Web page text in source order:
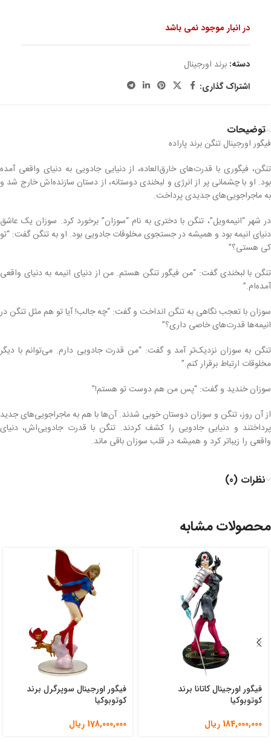
در انبار موجود نمی باشد
دسته: برند اورجینال
اشتراک گذاری:
توضیحات
فیگور اورجینال تنگن برند پاراده
تنگن، فیگوری با قدرت‌های خارق‌العاده، از دنیایی جادویی به دنیای واقعی آمده
بود. او با چشمانی پر از انرژی و لبخندی دوستانه، از دستان سازنده‌اش خارج شد و
به ماجراجویی‌های جدیدی پرداخت.
در شهر “انیمه‌ویل”، تنگن با دختری به نام “سوزان” برخورد کرد. سوزان یک عاشق
دنیای انیمه بود و همیشه در جستجوی مخلوقات جادویی بود. او به تنگن گفت: “تو
کی هستی؟”
تنگن با لبخندی گفت: “من فیگور تنگن هستم. من از دنیای انیمه به دنیای واقعی
آمده‌ام.”
سوزان با تعجب نگاهی به تنگن انداخت و گفت: “چه جالب! آیا تو هم مثل تنگن در
انیمه‌ها قدرت‌های خاصی داری؟”
تنگن به سوزان نزدیک‌تر آمد و گفت: “من قدرت جادویی دارم. می‌توانم با دیگر
مخلوقات ارتباط برقرار کنم.”
سوزان خندید و گفت: “پس من هم دوست تو هستم!”
از آن روز، تنگن و سوزان دوستان خوبی شدند. آن‌ها با هم به ماجراجویی‌های جدید
پرداختند و دنیایی جادویی را کشف کردند. تنگن با قدرت جادویی‌اش، دنیای
واقعی را زیباتر کرد و همیشه در قلب سوزان باقی ماند.
نظرات (0)
محصولات مشابه
فیگور اورجینال کاتانا برند
کوتوبوکیا
184,000,000 ریال
فیگور اورجینال سوپرگرل برند
کوتوبوکیا
178,000,000 ریال